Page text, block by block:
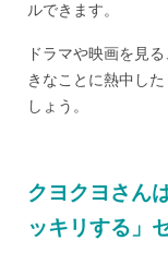
ルできます。
ドラマや映画を見
きなことに熱中し
しょう。
クヨクヨさん
ッキリする」